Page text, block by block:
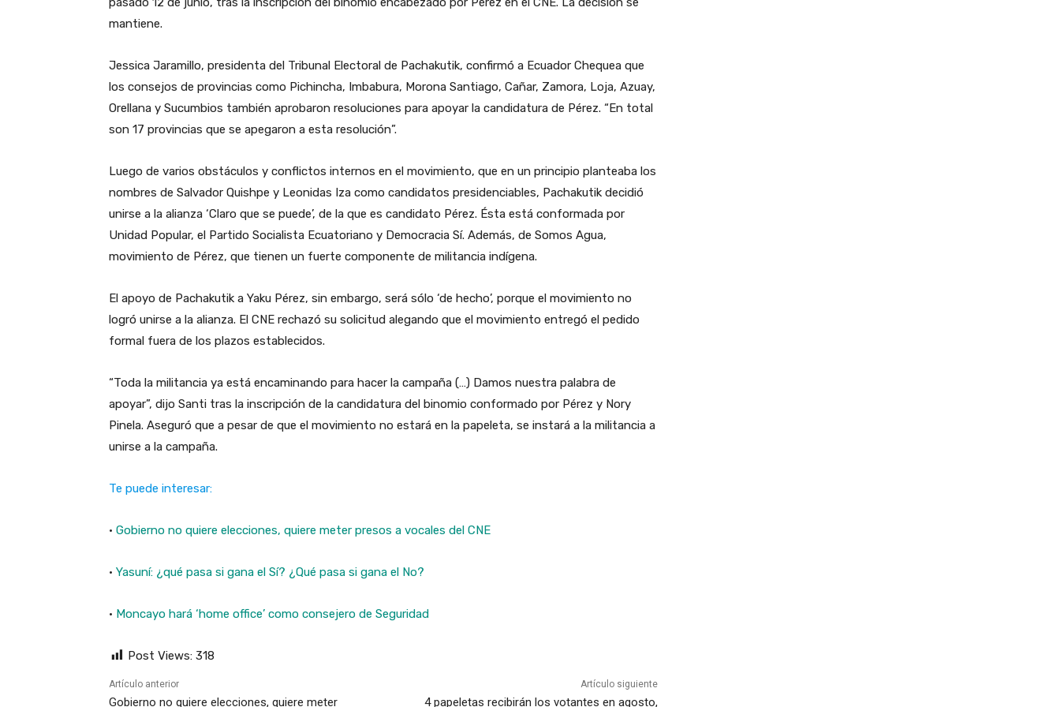
mantiene.
Jessica Jaramillo, presidenta del Tribunal Electoral de Pachakutik, confirmó a Ecuador Chequea que
los consejos de provincias como Pichincha, Imbabura, Morona Santiago, Cañar, Zamora, Loja, Azuay,
Orellana y Sucumbios también aprobaron resoluciones para apoyar la candidatura de Pérez. “En total
son 17 provincias que se apegaron a esta resolución”.
Luego de varios obstáculos y conflictos internos en el movimiento, que en un principio planteaba los
nombres de Salvador Quishpe y Leonidas Iza como candidatos presidenciables, Pachakutik decidió
unirse a la alianza ‘Claro que se puede’, de la que es candidato Pérez. Ésta está conformada por
Unidad Popular, el Partido Socialista Ecuatoriano y Democracia Sí. Además, de Somos Agua,
movimiento de Pérez, que tienen un fuerte componente de militancia indígena.
El apoyo de Pachakutik a Yaku Pérez, sin embargo, será sólo ‘de hecho’, porque el movimiento no
logró unirse a la alianza. El CNE rechazó su solicitud alegando que el movimiento entregó el pedido
formal fuera de los plazos establecidos.
“Toda la militancia ya está encaminando para hacer la campaña (…) Damos nuestra palabra de
apoyar”, dijo Santi tras la inscripción de la candidatura del binomio conformado por Pérez y Nory
Pinela. Aseguró que a pesar de que el movimiento no estará en la papeleta, se instará a la militancia a
unirse a la campaña.
Te puede interesar:
· Gobierno no quiere elecciones, quiere meter presos a vocales del CNE
· Yasuní: ¿qué pasa si gana el Sí? ¿Qué pasa si gana el No?
· Moncayo hará ‘home office’ como consejero de Seguridad
Post Views: 318
Artículo anterior
Gobierno no quiere elecciones, quiere meter
Artículo siguiente
4 papeletas recibirán los votantes en agosto,